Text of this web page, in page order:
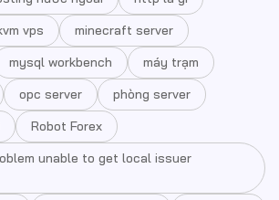
vps
minecraft server
mysql workbench
máy trạm
opc server
phòng server
Robot Forex
unable to get local issuer